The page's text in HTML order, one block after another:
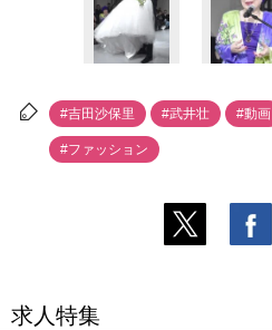
#吉田沙保里 #武井壮 #動画
#ファッション
求人特集